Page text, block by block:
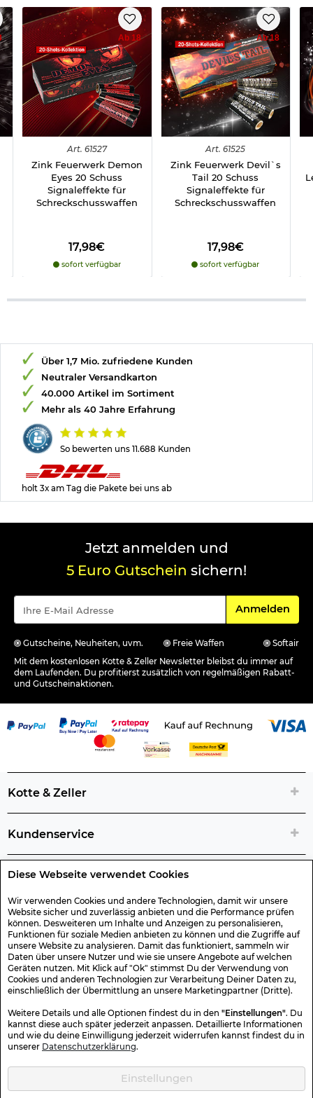
Diese Webseite verwendet Cookies
Wir verwenden Cookies und andere Technologien, damit wir unsere
Website sicher und zuverlässig anbieten und die Performance prüfen
können. Desweiteren um Inhalte und Anzeigen zu personalisieren,
Funktionen für soziale Medien anbieten zu können und die Zugriffe auf
unsere Website zu analysieren. Damit das funktioniert, sammeln wir
Daten über unsere Nutzer und wie sie unsere Angebote auf welchen
Geräten nutzen. Mit Klick auf "Ok" stimmst Du der Verwendung von
Cookies und anderen Technologien zur Verarbeitung Deiner Daten zu,
einschließlich der Übermittlung an unsere Marketingpartner (Dritte).
Weitere Details und alle Optionen findest du in den "Einstellungen". Du
kannst diese auch später jederzeit anpassen. Detaillierte Informationen
und wie du deine Einwilligung jederzeit widerrufen kannst findest du in
unserer Datenschutzerklärung.
Einstellungen
Ab 18
Art. 61527
Zink Feuerwerk Demon
Eyes 20 Schuss
Signaleffekte für
Schreckschusswaffen
17,98€
sofort verfügbar
Ab 18
Art. 61525
Zink Feuerwerk Devil`s
Tail 20 Schuss
Signaleffekte für
Schreckschusswaffen
17,98€
sofort verfügbar
So bewerten uns 11.688 Kunden
Über 1,7 Mio. zufriedene Kunden
Neutraler Versandkarton
40.000 Artikel im Sortiment
Mehr als 40 Jahre Erfahrung
holt 3x am Tag die Pakete bei uns ab
Jetzt anmelden und
5 Euro Gutschein sichern!
Für den
Anmelden
Gutscheine, Neuheiten, uvm. Freie Waffen
Softair
Mit dem kostenlosen Kotte & Zeller Newsletter bleibst du immer auf
dem Laufenden. Du profitierst zusätzlich von regelmäßigen Rabatt-
und Gutscheinaktionen.
Kotte & Zeller
Kundenservice
Rechtliche Artikelinfos
Geschenk-Gutscheine
Versand & Rücksendung
Sicher Einkaufen
Kotte & Zeller 2026 © Alle Rechte vorbehalten. Die durchgestrichenen